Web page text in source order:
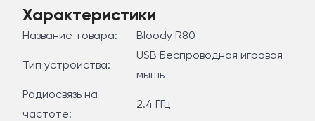
приемника и эффективная защита сигнала.
Встроенный литий-ионный аккумулятор емкостью
USB. Шесть мощных снайперских режимов для
металлического дребезжания и случайных двойных
Характеристики
Название товара: Bloody R80
Тип устройства:
USB Беспроводная игровая
мышь
Радиосвязь на
частоте:
2.4 ГГц